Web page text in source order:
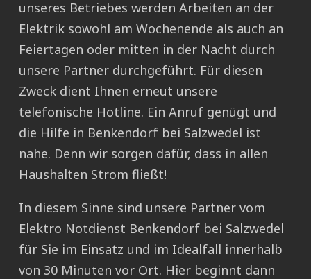
unseres Betriebes werden Arbeiten an der
Elektrik sowohl am Wochenende als auch an
Feiertagen oder mitten in der Nacht durch
unsere Partner durchgeführt. Für diesen
Zweck dient Ihnen erneut unsere
telefonische Hotline. Ein Anruf genügt und
die Hilfe in Benkendorf bei Salzwedel ist
nahe. Denn wir sorgen dafür, dass in allen
Haushalten Strom fließt!
In diesem Sinne sind unsere Partner vom
Elektro Notdienst Benkendorf bei Salzwedel
für Sie im Einsatz und im Idealfall innerhalb
von 30 Minuten vor Ort. Hier beginnt dann